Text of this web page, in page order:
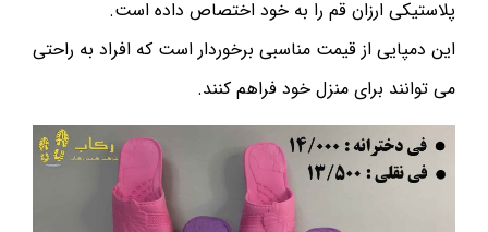
پلاستیکی ارزان قم را به خود اختصاص داده است.
این دمپایی از قیمت مناسبی برخوردار است که افراد به راحتی
می توانند برای منزل خود فراهم کنند.